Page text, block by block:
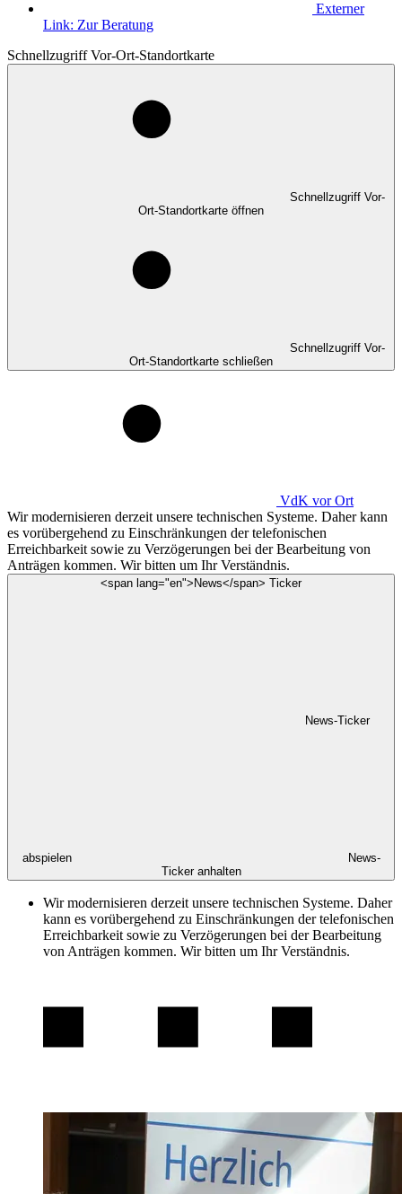
Externer
Link: Zur Beratung
Schnellzugriff Vor-Ort-Standortkarte
Schnellzugriff Vor-
Ort-Standortkarte öffnen
Schnellzugriff Vor-
Ort-Standortkarte schließen
VdK vor Ort
Wir modernisieren derzeit unsere technischen Systeme. Daher kann
es vorübergehend zu Einschränkungen der telefonischen
Erreichbarkeit sowie zu Verzögerungen bei der Bearbeitung von
Anträgen kommen. Wir bitten um Ihr Verständnis.
<span lang="en">News</span> Ticker
News-Ticker
abspielen
News-
Ticker anhalten
Wir modernisieren derzeit unsere technischen Systeme. Daher
kann es vorübergehend zu Einschränkungen der telefonischen
Erreichbarkeit sowie zu Verzögerungen bei der Bearbeitung
von Anträgen kommen. Wir bitten um Ihr Verständnis.